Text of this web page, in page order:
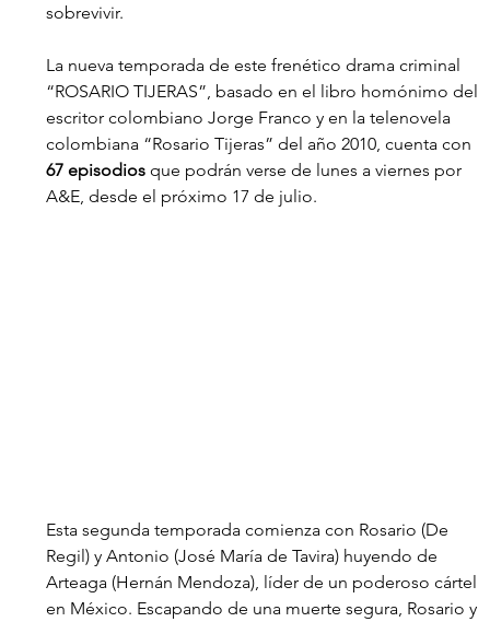
sobrevivir.
La nueva temporada de este frenético drama criminal
“ROSARIO TIJERAS”, basado en el libro homónimo del
escritor colombiano Jorge Franco y en la telenovela
colombiana “Rosario Tijeras” del año 2010, cuenta con
67 episodios que podrán verse de lunes a viernes por
A&E, desde el próximo 17 de julio.
Esta segunda temporada comienza con Rosario (De
Regil) y Antonio (José María de Tavira) huyendo de
Arteaga (Hernán Mendoza), líder de un poderoso cártel
en México. Escapando de una muerte segura, Rosario y